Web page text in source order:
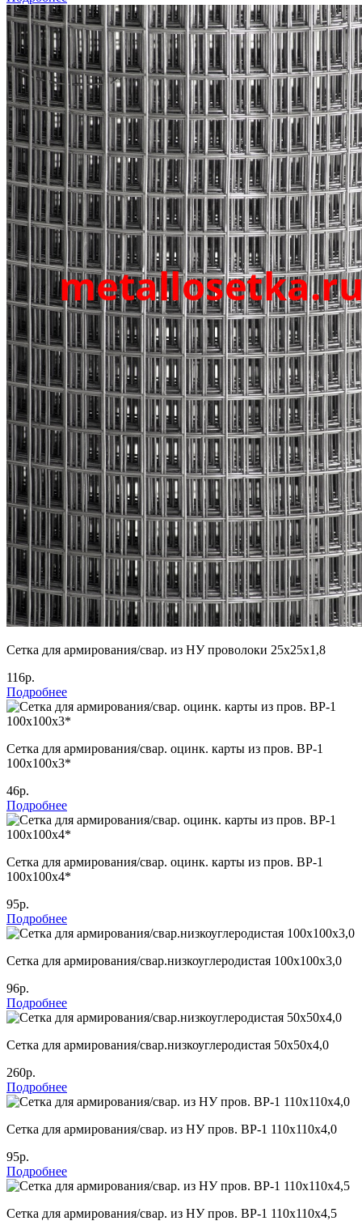
Сетка для армирования/свар. из НУ проволоки 25х25х1,8
116р.
Подробнее
Сетка для армирования/свар. оцинк. карты из пров. ВР-1
100х100х3*
46р.
Подробнее
Сетка для армирования/свар. оцинк. карты из пров. ВР-1
100х100х4*
95р.
Подробнее
Сетка для армирования/свар.низкоуглеродистая 100х100х3,0
96р.
Подробнее
Сетка для армирования/свар.низкоуглеродистая 50х50х4,0
260р.
Подробнее
Сетка для армирования/свар. из НУ пров. ВР-1 110х110х4,0
95р.
Подробнее
Сетка для армирования/свар. из НУ пров. ВР-1 110х110х4,5